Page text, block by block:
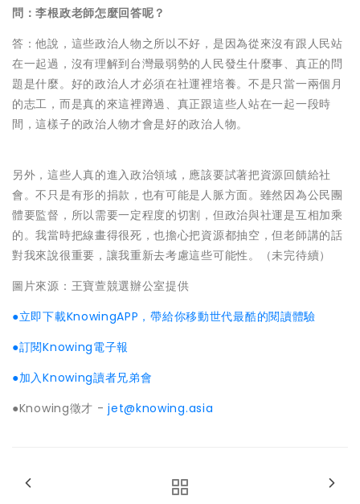
問：李根政老師怎麼回答呢？
答：他說，這些政治人物之所以不好，是因為從來沒有跟人民站
在一起過，沒有理解到台灣最弱勢的人民發生什麼事、真正的問
題是什麼。好的政治人才必須在社運裡培養。不是只當一兩個月
的志工，而是真的來這裡蹲過、真正跟這些人站在一起一段時
間，這樣子的政治人物才會是好的政治人物。
另外，這些人真的進入政治領域，應該要試著把資源回饋給社
會。不只是有形的捐款，也有可能是人脈方面。雖然因為公民團
體要監督，所以需要一定程度的切割，但政治與社運是互相加乘
的。我當時把線畫得很死，也擔心把資源都抽空，但老師講的話
對我來說很重要，讓我重新去考慮這些可能性。（未完待續）
圖片來源：王寶萱競選辦公室提供
●立即下載KnowingAPP，帶給你移動世代最酷的閱讀體驗
●訂閱Knowing電子報
●加入Knowing讀者兄弟會
●Knowing徵才 -jet@knowing.asia